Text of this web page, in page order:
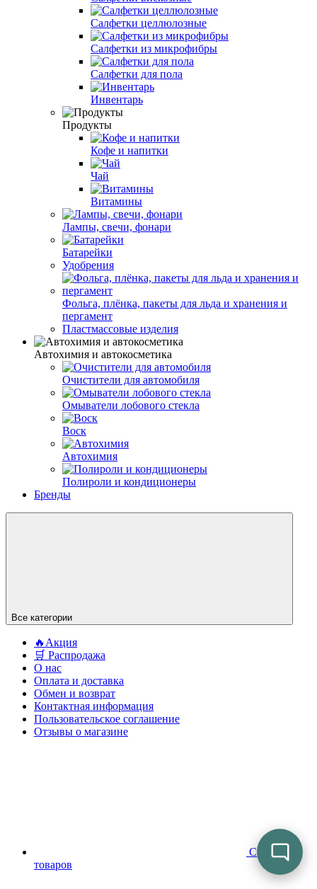
Салфетки целлюлозные
Салфетки из микрофибры
Салфетки для пола
Инвентарь
Продукты
Кофе и напитки
Чай
Витамины
Лампы, свечи, фонари
Батарейки
Удобрения
Фольга, плёнка, пакеты для льда и хранения и
пергамент
Пластмассовые изделия
Автохимия и автокосметика
Очистители для автомобиля
Омыватели лобового стекла
Воск
Автохимия
Полироли и кондиционеры
Бренды
Все категории
🔥Акция
🛒 Распродажа
О нас
Оплата и доставка
Обмен и возврат
Контактная информация
Пользовательское соглашение
Отзывы о магазине
Сравнение
товаров